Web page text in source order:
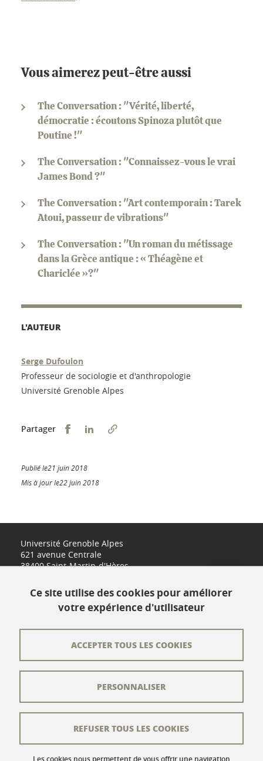
Vous aimerez peut-être aussi
The Conversation : "Vérité, liberté,
démocratie : écoutons Spinoza plutôt que
Poutine !"
The Conversation : "Connaissez-vous le vrai
James Bond ?"
The Conversation : "Art contemporain : Tarek
Atoui, passeur de vibrations"
The Conversation : "Un roman du métissage
dans la Grèce antique : « Théagène et
Chariclée »?"
L'AUTEUR
Serge Dufoulon
Professeur de sociologie et d'anthropologie
Université Grenoble Alpes
Partager Partager sur Facebook
Partager sur LinkedIn
Publié le21 juin 2018
Mis à jour le22 juin 2018
Université Grenoble Alpes
621 avenue Centrale
38400 Saint-Martin-d'Hères
L'équipe éditoriale
Crédits
Mentions légales
Données personnelles
Ce site utilise des cookies pour améliorer
votre expérience d'utilisateur
Les cookies nous permettent de vous offrir une navigation
ACCEPTER TOUS LES COOKIES
REFUSER TOUS LES COOKIES
PERSONNALISER